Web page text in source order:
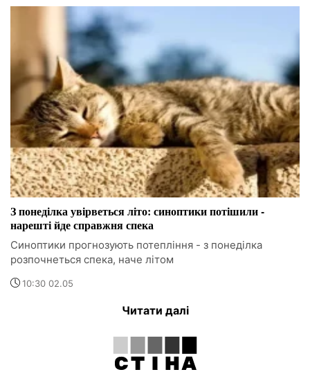
З понеділка увірветься літо: синоптики потішили -
нарешті йде справжня спека
Синоптики прогнозують потепління - з понеділка
розпочнеться спека, наче літом
10:30 02.05
Читати далі